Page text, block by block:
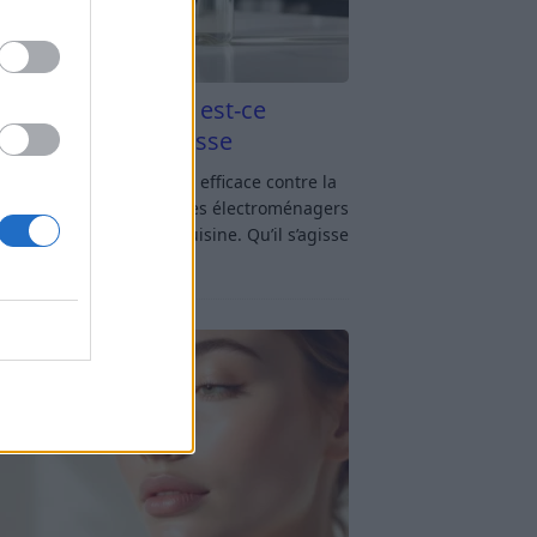
blanc et four est-ce
contre la graisse
blanc et four : est-ce efficace contre la
? Le four fait partie des électroménagers
sollicités dans une cuisine. Qu’il s’agisse